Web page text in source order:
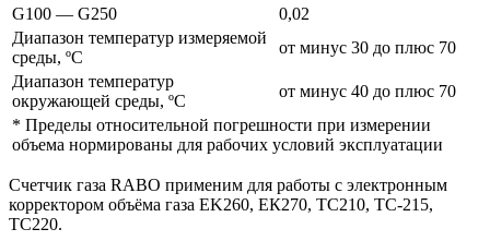
G100 — G250
0,02
Диапазон температур измеряемой
среды, ºС
от минус 30 до плюс 70
Диапазон температур
окружающей среды, ºС
от минус 40 до плюс 70
* Пределы относительной погрешности при измерении
объема нормированы для рабочих условий эксплуатации
Счетчик газа RABO применим для работы с электронным
корректором объёма газа EK260, ЕК270, ТС210, ТС-215,
ТС220.